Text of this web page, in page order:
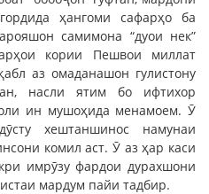
ҳангоми сафарҳо ба
самимона “дуои нек”
кории Пешвои миллат
аз омаданашон гулистону
насли ятим бо ифтихор
ин мушоҳида менамоем. Ӯ
хештаншинос намунаи
комил аст. Ӯ аз ҳар каси
имрӯзу фардои дурахшони
мардум пайи тадбир.